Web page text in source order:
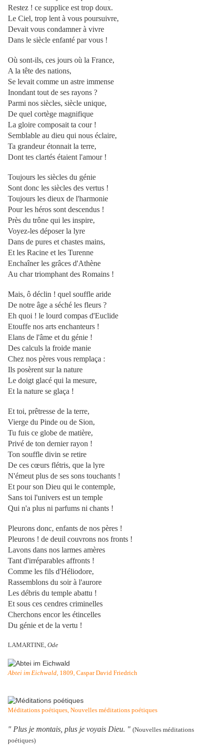
Restez ! ce supplice est trop doux.
Le Ciel, trop lent à vous poursuivre,
Devait vous condamner à vivre
Dans le siècle enfanté par vous !
Où sont-ils, ces jours où la France,
A la tête des nations,
Se levait comme un astre immense
Inondant tout de ses rayons ?
Parmi nos siècles, siècle unique,
De quel cortège magnifique
La gloire composait ta cour !
Semblable au dieu qui nous éclaire,
Ta grandeur étonnait la terre,
Dont tes clartés étaient l'amour !
Toujours les siècles du génie
Sont donc les siècles des vertus !
Toujours les dieux de l'harmonie
Pour les héros sont descendus !
Près du trône qui les inspire,
Voyez-les déposer la lyre
Dans de pures et chastes mains,
Et les Racine et les Turenne
Enchaîner les grâces d'Athène
Au char triomphant des Romains !
Mais, ô déclin ! quel souffle aride
De notre âge a séché les fleurs ?
Eh quoi ! le lourd compas d'Euclide
Etouffe nos arts enchanteurs !
Elans de l'âme et du génie !
Des calculs la froide manie
Chez nos pères vous remplaça :
Ils posèrent sur la nature
Le doigt glacé qui la mesure,
Et la nature se glaça !
Et toi, prêtresse de la terre,
Vierge du Pinde ou de Sion,
Tu fuis ce globe de matière,
Privé de ton dernier rayon !
Ton souffle divin se retire
De ces cœurs flétris, que la lyre
N'émeut plus de ses sons touchants !
Et pour son Dieu qui le contemple,
Sans toi l'univers est un temple
Qui n'a plus ni parfums ni chants !
Pleurons donc, enfants de nos pères !
Pleurons ! de deuil couvrons nos fronts !
Lavons dans nos larmes amères
Tant d'irréparables affronts !
Comme les fils d'Héliodore,
Rassemblons du soir à l'aurore
Les débris du temple abattu !
Et sous ces cendres criminelles
Cherchons encor les étincelles
Du génie et de la vertu !
LAMARTINE, Ode
Abtei im Eichwald, 1809, Caspar David Friedrich
Méditations poétiques, Nouvelles méditations poétiques
" Plus je montais, plus je voyais Dieu. " (Nouvelles méditations
poétiques)